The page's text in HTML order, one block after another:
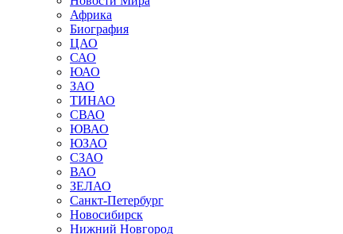
Африка
Биография
ЦАО
САО
ЮАО
ЗАО
ТИНАО
СВАО
ЮВАО
ЮЗАО
СЗАО
ВАО
ЗЕЛАО
Санкт-Петербург
Новосибирск
Нижний Новгород